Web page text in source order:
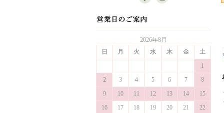
2026年8月
日
月 火 水 木 金
土
1
2
3 4 5 6 7
8
9
10 11 12 13 14
15
16
17 18 19 20 21
22